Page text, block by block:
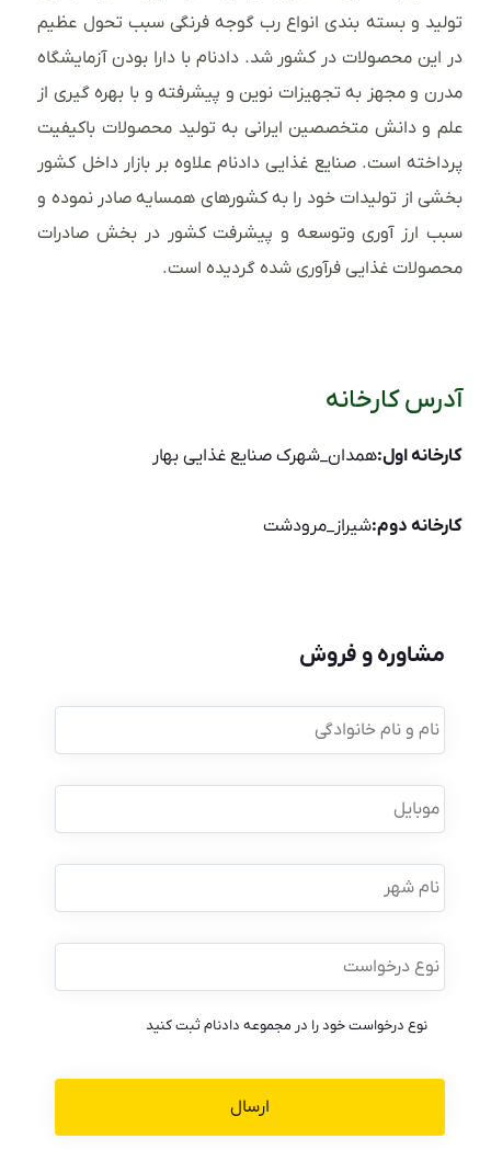
تولید و بسته بندی انواع رب گوجه فرنگی سبب تحول عظیم
در این محصولات در کشور شد. دادنام با دارا بودن آزمایشگاه
مدرن و مجهز به تجهیزات نوین و پیشرفته و با بهره گیری از
علم و دانش متخصصین ایرانی به تولید محصولات باکیفیت
پرداخته است. صنایع غذایی دادنام علاوه بر بازار داخل کشور
بخشی از تولیدات خود را به کشورهای همسایه صادر نموده و
سبب ارز آوری وتوسعه و پیشرفت کشور در بخش صادرات
محصولات غذایی فرآوری شده گردیده است.
آدرس کارخانه
کارخانه اول:همدان_شهرک صنایع غذایی بهار
کارخانه دوم:شیراز_مرودشت
مشاوره و فروش
نام
و
نام
موبایل *
نام
شهر
نوع
درخواست *
نوع درخواست خود را در مجموعه دادنام ثبت کنید